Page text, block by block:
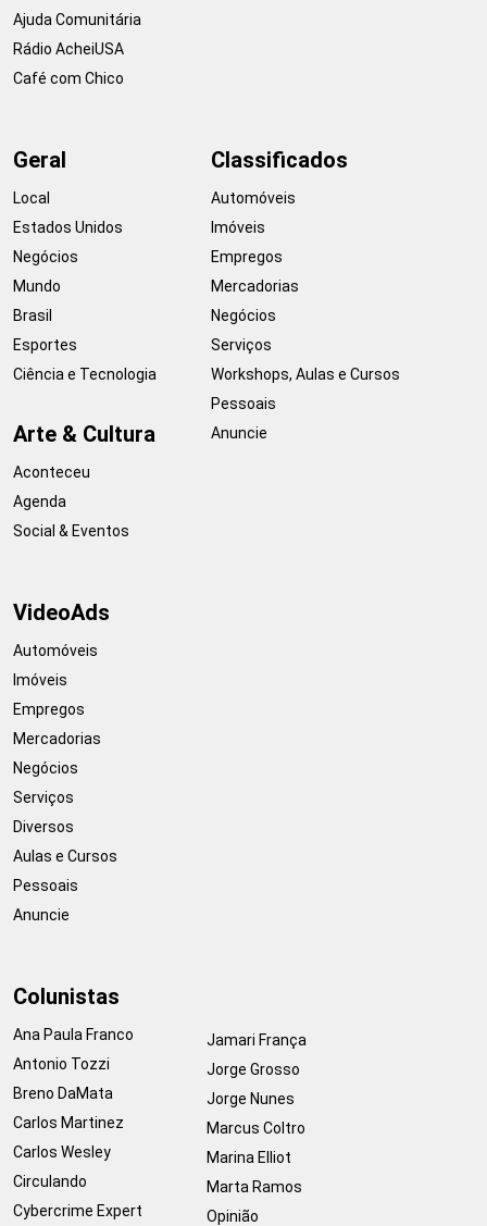
Ajuda Comunitária
Rádio AcheiUSA
Café com Chico
Geral
Local
Estados Unidos
Negócios
Mundo
Brasil
Esportes
Ciência e Tecnologia
Arte & Cultura
Aconteceu
Agenda
Social & Eventos
Classificados
Automóveis
Imóveis
Empregos
Mercadorias
Negócios
Serviços
Workshops, Aulas e Cursos
Pessoais
Anuncie
VideoAds
Automóveis
Imóveis
Empregos
Mercadorias
Negócios
Serviços
Diversos
Aulas e Cursos
Pessoais
Anuncie
Colunistas
Ana Paula Franco
Antonio Tozzi
Breno DaMata
Carlos Martinez
Carlos Wesley
Circulando
Cybercrime Expert
Jamari França
Jorge Grosso
Jorge Nunes
Marcus Coltro
Marina Elliot
Marta Ramos
Opinião